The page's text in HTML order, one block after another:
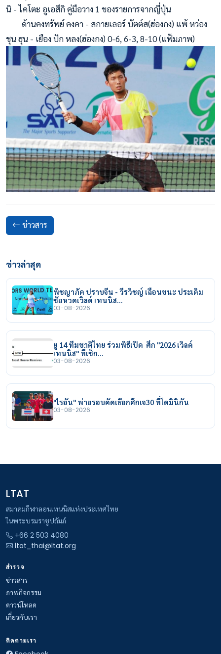
นิ - ไคโตะ อูเอสึกิ คู่มือวาง 1 ของรายการจากญี่ปุ่น
ด้านคงทรัพย์ คงคา - สกายเลอร์ บัตต์ส(ฮ่องกง) แพ้ หว่อง
ชุน ฮุน - เยือง ปัก หลง(ฮ่องกง) 0-6, 6-3, 8-10 (แฟ้มภาพ)
ข่าวสาร
ข่าวล่าสุด
พิชญาภัค ปราบจีน - วีรวิชญ์ เฉือนชนะ ประเดิม
ชัยหวดเวิลด์ เทนนิส…
03-08-2026
ยู 14 ทีมชาติไทย ร่วมพิธีเปิด ศึก "2026 เวิลด์
เทนนิส" ที่เช็ก…
03-08-2026
"ไรอัน" พ่ายรอบคัดเลือกศึกเจ30 ที่โดมินิกัน
03-08-2026
LTAT
สมาคมกีฬาลอนเทนนิสแห่งประเทศไทย
ในพระบรมราชูปถัมภ์
+66 2 503 4080
ltat_thai@ltat.org
สำรวจ
ข่าวสาร
ภาพกิจกรรม
ดาวน์โหลด
เกี่ยวกับเรา
ติดตามเรา